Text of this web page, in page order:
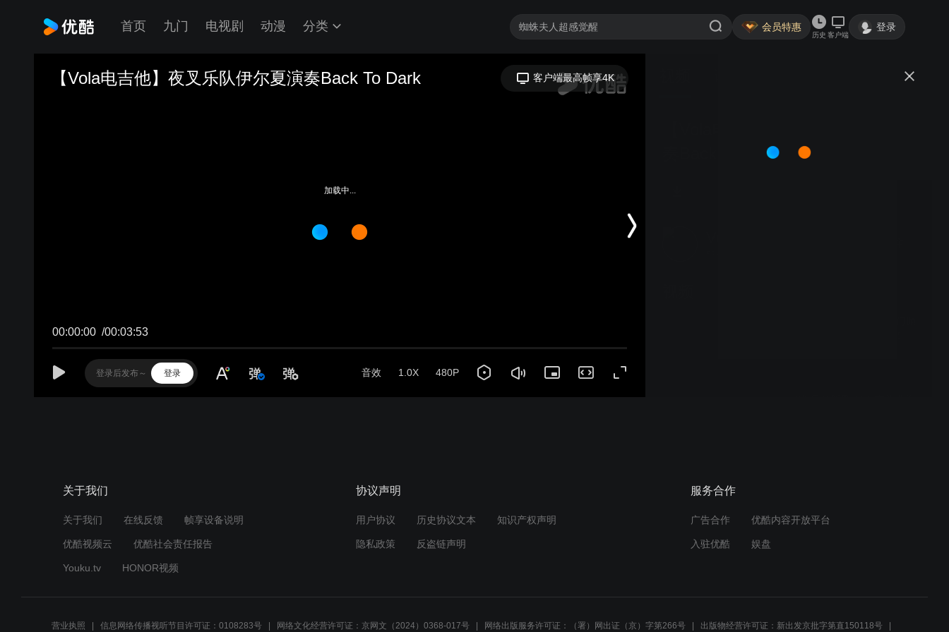
首页 九门 电视剧 动漫 分类 会员特惠
历史 客户端
登录
加载中...
奏Back To Dark
关于我们
关于我们 在线反馈 帧享设备说明
优酷视频云 优酷社会责任报告
Youku.tv HONOR视频
协议声明
用户协议 历史协议文本 知识产权声明
隐私政策 反盗链声明
服务合作
广告合作 优酷内容开放平台
入驻优酷 娱盘
营业执照 信息网络传播视听节目许可证：0108283号 网络文化经营许可证：京网文（2024）0368-017号 网络出版服务许可证：（署）网出证（京）字第266号 出版物经营许可证：新出发京批字第直150118号